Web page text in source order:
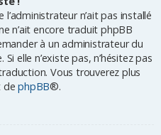
n’ait pas installé
n’ait encore traduit phpBB
à un administrateur du
elle n’existe pas, n’hésitez pas
Vous trouverez plus
dephpBB®.